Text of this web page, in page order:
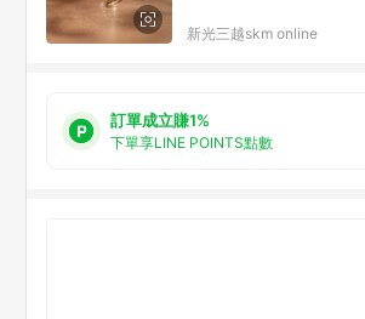
新光三越skm online
訂單成立賺1%
下單享LINE POINTS點數